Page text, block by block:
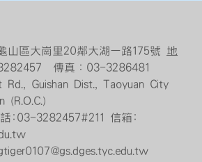
山區大崗里20鄰大湖一路175號 地
傳真：03-3286481
Rd., Guishan Dist., Taoyuan City
(R.O.C.)
話:03-3282457#211 信箱: